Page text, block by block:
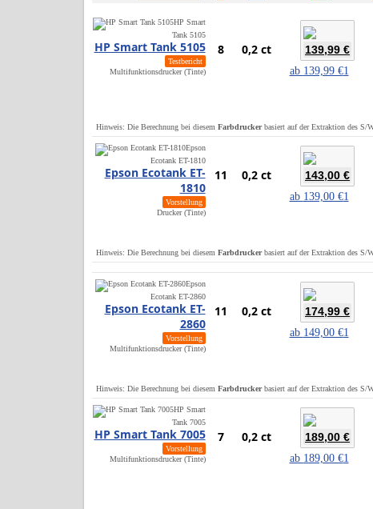
HP Smart
Tank 5105
HP Smart Tank 5105
Testbericht
Multifunktionsdrucker (Tinte)
8 0,2 ct 139,99 €
ab 139,99 €1
Hinweis: Die Berechnung bei diesem Farbdruckerbasiert auf der Extraktion des S/
Epson
Ecotank ET-1810
Epson Ecotank ET-
1810
Vorstellung
Drucker (Tinte)
11 0,2 ct 143,00 €
ab 139,00 €1
Hinweis: Die Berechnung bei diesem Farbdruckerbasiert auf der Extraktion des S/
Epson
Ecotank ET-2860
Epson Ecotank ET-
2860
Vorstellung
Multifunktionsdrucker (Tinte)
11 0,2 ct 174,99 €
ab 149,00 €1
Hinweis: Die Berechnung bei diesem Farbdruckerbasiert auf der Extraktion des S/
HP Smart
Tank 7005
HP Smart Tank 7005
Vorstellung
Multifunktionsdrucker (Tinte)
7 0,2 ct 189,00 €
ab 189,00 €1